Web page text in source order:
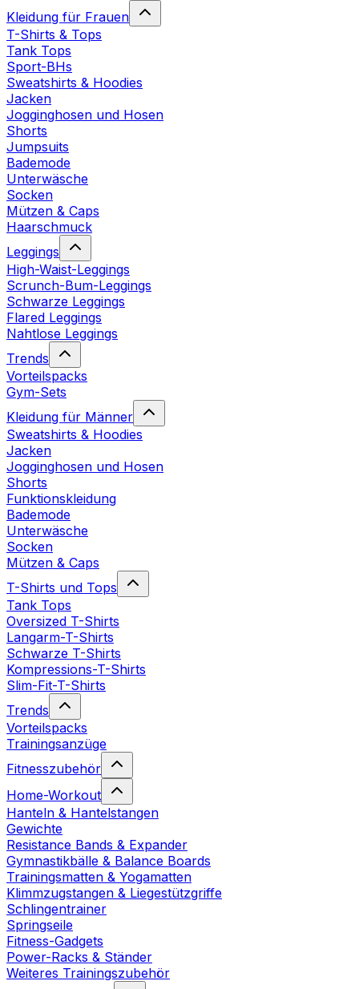
Kleidung für Frauen
T-Shirts & Tops
Tank Tops
Sport-BHs
Sweatshirts & Hoodies
Jacken
Jogginghosen und Hosen
Shorts
Jumpsuits
Bademode
Unterwäsche
Socken
Mützen & Caps
Haarschmuck
Leggings
High-Waist-Leggings
Scrunch-Bum-Leggings
Schwarze Leggings
Flared Leggings
Nahtlose Leggings
Trends
Vorteilspacks
Gym-Sets
Kleidung für Männer
Sweatshirts & Hoodies
Jacken
Jogginghosen und Hosen
Shorts
Funktionskleidung
Bademode
Unterwäsche
Socken
Mützen & Caps
T-Shirts und Tops
Tank Tops
Oversized T-Shirts
Langarm-T-Shirts
Schwarze T-Shirts
Kompressions-T-Shirts
Slim-Fit-T-Shirts
Trends
Vorteilspacks
Trainingsanzüge
Fitnesszubehör
Home-Workout
Hanteln & Hantelstangen
Gewichte
Resistance Bands & Expander
Gymnastikbälle & Balance Boards
Trainingsmatten & Yogamatten
Klimmzugstangen & Liegestützgriffe
Schlingentrainer
Springseile
Fitness-Gadgets
Power-Racks & Ständer
Weiteres Trainingszubehör